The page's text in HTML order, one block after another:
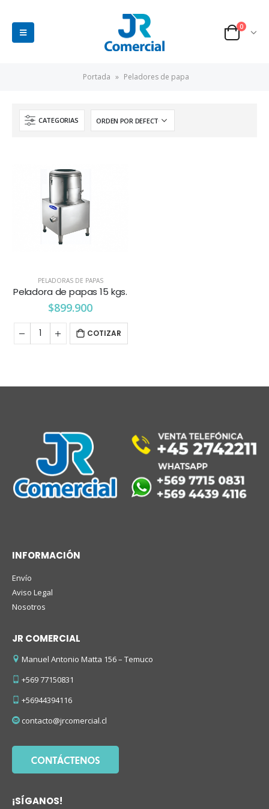
0
Portada » Peladores de papa
CATEGORIAS
PELADORAS DE PAPAS
Peladora de papas 15 kgs.
$899.900
COTIZAR
INFORMACIÓN
Envío
Aviso Legal
Nosotros
JR COMERCIAL
Manuel Antonio Matta 156 – Temuco
+569 77150831
+56944394116
contacto@jrcomercial.cl
¡SÍGANOS!